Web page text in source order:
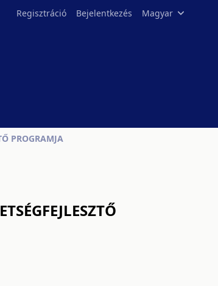
Regisztráció Bejelentkezés Magyar
PROGRAMJA